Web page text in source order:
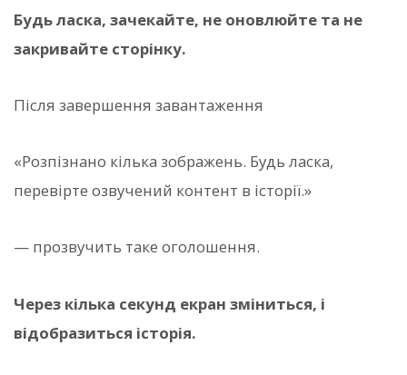
Будь ласка, зачекайте, не оновлюйте та не
закривайте сторінку.
Після завершення завантаження
«Розпізнано кілька зображень. Будь ласка,
перевірте озвучений контент в історії.»
— прозвучить таке оголошення.
Через кілька секунд екран зміниться, і
відобразиться історія.